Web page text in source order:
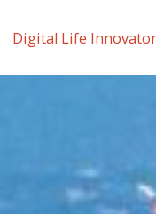
Digital Life Innovator